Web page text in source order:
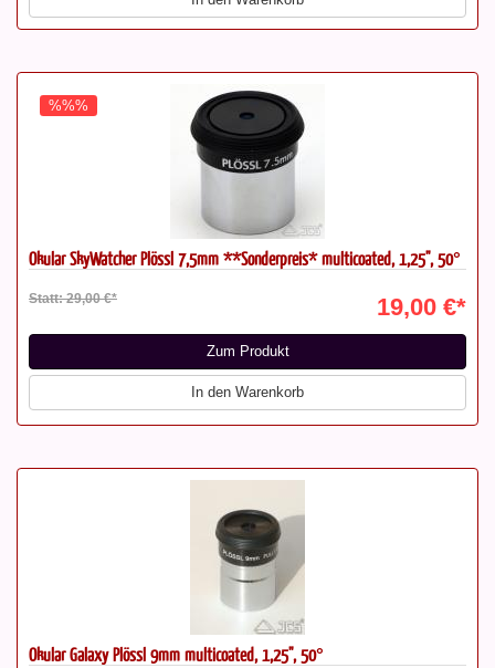
%%%
Okular SkyWatcher Plössl 7,5mm **Sonderpreis* multicoated, 1,25", 50°
Statt: 29,00 €* 19,00 €*
Zum Produkt
In den Warenkorb
Okular Galaxy Plössl 9mm multicoated, 1,25", 50°